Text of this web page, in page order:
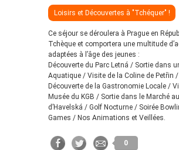
Loisirs et Découvertes à "Tchéquer" !
Ce séjour se déroulera à Prague en
Tchèque et comportera une multitude
adaptées à l’âge des jeunes :
Découverte du Parc Letná / Sortie dans
Aquatique / Visite de la Coline de Petřin /
Découverte de la Gastronomie Locale /
Musée du KGB / Sortie dans le Marché
d’Havelská / Golf Nocturne / Soirée
Games / Nos Animations et Veillées.
0